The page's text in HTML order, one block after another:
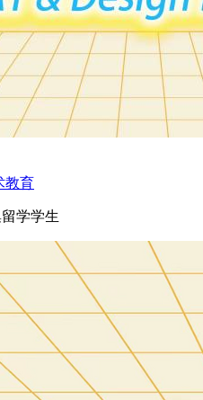
教育
学学生